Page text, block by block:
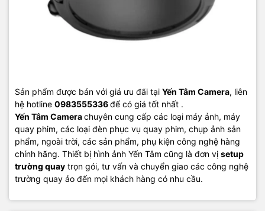
Sản phẩm được bán với giá ưu đãi tại Yến Tâm Camera, liên
hệ hotline 0983555336để có giá tốt nhất .
Yến Tâm Camerachuyên cung cấp các loại máy ảnh, máy
quay phim, các loại đèn phục vụ quay phim, chụp ảnh sản
phẩm, ngoài trời, các sản phẩm, phụ kiện công nghệ hàng
chính hãng. Thiết bị hình ảnh Yến Tâm cũng là đơn vị setup
trường quay trọn gói, tư vấn và chuyển giao các công nghệ
trường quay ảo đến mọi khách hàng có nhu cầu.